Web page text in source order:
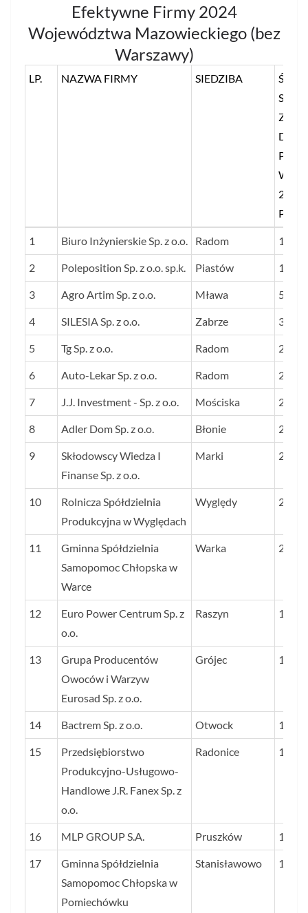
Efektywne Firmy 2024
Województwa Mazowieckiego (bez
Warszawy)
LP. NAZWA FIRMY SIEDZIBA
DO
W
LP.
NAZWA FIRMY SIEDZIBA
DO
W
1 Biuro Inżynierskie Sp. z o.o. Radom 1354
2 Poleposition Sp. z o.o. sp.k. Piastów 1020
3 Agro Artim Sp. z o.o. Mława 562
4 SILESIA Sp. z o.o. Zabrze 314
5 Tg Sp. z o.o. Radom 296
6 Auto-Lekar Sp. z o.o. Radom 237
7 J.J. Investment - Sp. z o.o. Mościska 230
8 Adler Dom Sp. z o.o. Błonie 220
9
Skłodowscy Wiedza I
Finanse Sp. z o.o.
Marki 210
10
Rolnicza Spółdzielnia
Produkcyjna w Wyględach
Wyględy 207
11
Gminna Spółdzielnia
Samopomoc Chłopska w
Warce
Warka 200
12
Euro Power Centrum Sp. z
o.o.
Raszyn 193
13
Grupa Producentów
Owoców i Warzyw
Eurosad Sp. z o.o.
Grójec 193
14 Bactrem Sp. z o.o. Otwock 190
15
Przedsiębiorstwo
Produkcyjno-Usługowo-
Handlowe J.R. Fanex Sp. z
o.o.
Radonice 180
16 MLP GROUP S.A. Pruszków 177
17
Gminna Spółdzielnia
Samopomoc Chłopska w
Pomiechówku
Stanisławowo 175